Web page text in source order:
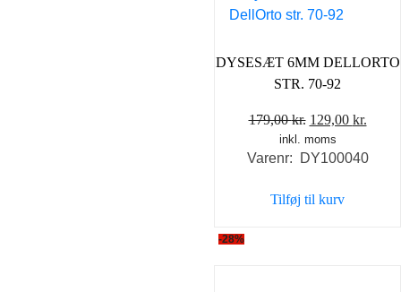
DYSESÆT 6MM DELLORTO
STR. 70-92
179,00kr. Den
oprindelige
pris
179,00 kr..
129,00 kr.
pris
inkl. moms
Varenr: DY100040
Tilføj til kurv
-28%